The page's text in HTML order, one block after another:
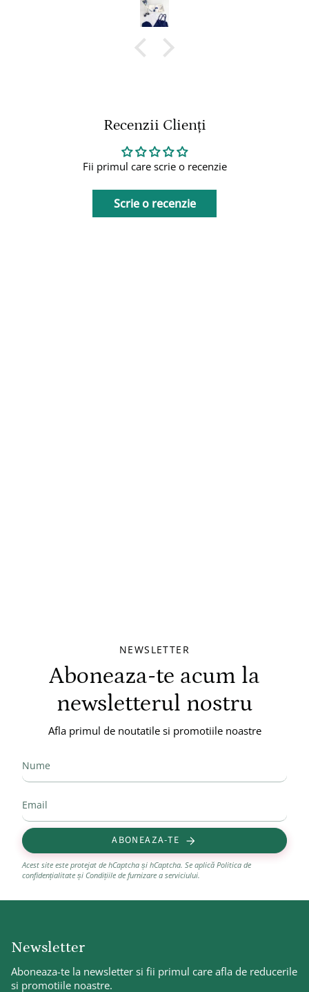
Recenzii Clienți
Fii primul care scrie o recenzie
Scrie o recenzie
NEWSLETTER
Aboneaza-te acum la
newsletterul nostru
Afla primul de noutatile si promotiile noastre
ABONEAZA-TE
Acest site este protejat de hCaptcha și hCaptcha. Se aplică Politica de
confidențialitate și Condițiile de furnizare a serviciului.
Newsletter
Aboneaza-te la newsletter si fii primul care afla de reducerile
si promotiile noastre.